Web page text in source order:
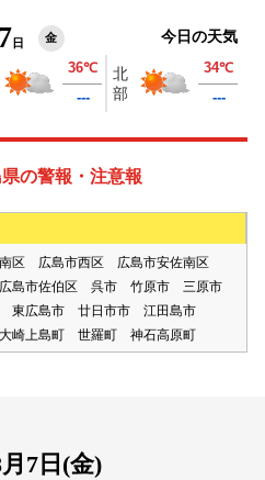
日 金 今日の天気
の警報・注意報
区 広島市西区
広島市安佐南区
広島市佐伯区 呉市 竹原市
三原市
東広島市 廿日市市
江田島市
大崎上島町 世羅町 神石高原町
7日(金)